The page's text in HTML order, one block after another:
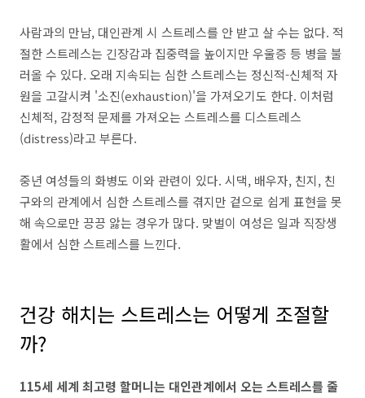
사람과의 만남, 대인관계 시 스트레스를 안 받고 살 수는 없다. 적
절한 스트레스는 긴장감과 집중력을 높이지만 우울증 등 병을 불
러올 수 있다. 오래 지속되는 심한 스트레스는 정신적-신체적 자
원을 고갈시켜 '소진(exhaustion)'을 가져오기도 한다. 이처럼
신체적, 감정적 문제를 가져오는 스트레스를 디스트레스
(distress)라고 부른다.
중년 여성들의 화병도 이와 관련이 있다. 시댁, 배우자, 친지, 친
구와의 관계에서 심한 스트레스를 겪지만 겉으로 쉽게 표현을 못
해 속으로만 끙끙 앓는 경우가 많다. 맞벌이 여성은 일과 직장생
활에서 심한 스트레스를 느낀다.
건강 해치는 스트레스는 어떻게 조절할
까?
115세 세계 최고령 할머니는 대인관계에서 오는 스트레스를 줄